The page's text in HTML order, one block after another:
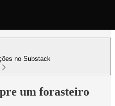
no Substack
um forasteiro